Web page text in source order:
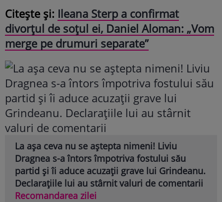
Citește și: Ileana Sterp a confirmat
divorțul de soțul ei, Daniel Aloman: „Vom
merge pe drumuri separate”
La așa ceva nu se aștepta nimeni! Liviu
Dragnea s-a întors împotriva fostului său
partid și îi aduce acuzații grave lui Grindeanu.
Declarațiile lui au stârnit valuri de comentarii
Recomandarea zilei